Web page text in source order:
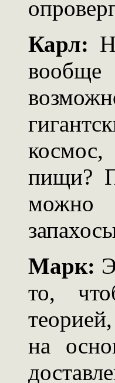
Карл:
космос,
пищи?
можно
Марк:
то,
на